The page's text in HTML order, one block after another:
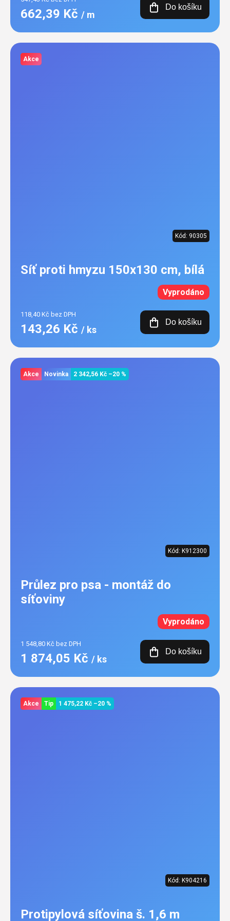
662,39 Kč / m
Do košíku
Akce
Kód: 90305
Síť proti hmyzu 150x130 cm, bílá
Vyprodáno
118,40 Kč bez DPH
143,26 Kč / ks
Do košíku
Akce Novinka 2 342,56 Kč –20 %
Kód: K912300
Průlez pro psa - montáž do
síťoviny
Vyprodáno
1 548,80 Kč bez DPH
1 874,05 Kč / ks
Do košíku
Akce Tip 1 475,22 Kč –20 %
Kód: K904216
Protipylová síťovina š. 1,6 m